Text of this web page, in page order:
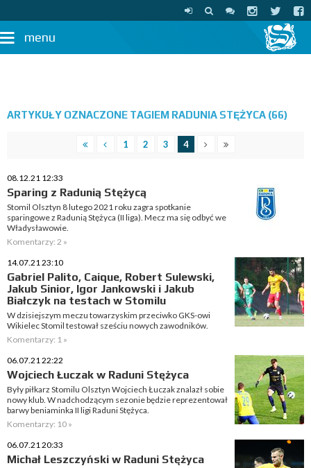
menu
ARTYKUŁY OZNACZONE TAGIEM RADUNIA STĘŻYCA (66)
1 2 3 4
08.12.21 12:33
Sparing z Radunią Stężycą
Stomil Olsztyn 8 lutego 2021 roku zagra spotkanie
sparingowe z Radunią Stężyca (II liga). Mecz ma się odbyć we
Władysławowie.
Komentarzy: 2 »
14.07.21 23:10
Gabriel Palito, Caique, Robert Sulewski,
Jakub Sinior, Igor Jankowski i Jakub
Białczyk na testach w Stomilu
W dzisiejszym meczu towarzyskim przeciwko GKS-owi
Wikielec Stomil testował sześciu nowych zawodników.
Komentarzy: 1 »
06.07.21 22:22
Wojciech Łuczak w Raduni Stężyca
Były piłkarz Stomilu Olsztyn Wojciech Łuczak znalazł sobie
nowy klub. W nadchodzącym sezonie będzie reprezentował
barwy beniaminka II ligi Raduni Stężyca.
Komentarzy: 10 »
06.07.21 20:33
Michał Leszczyński w Raduni Stężyca